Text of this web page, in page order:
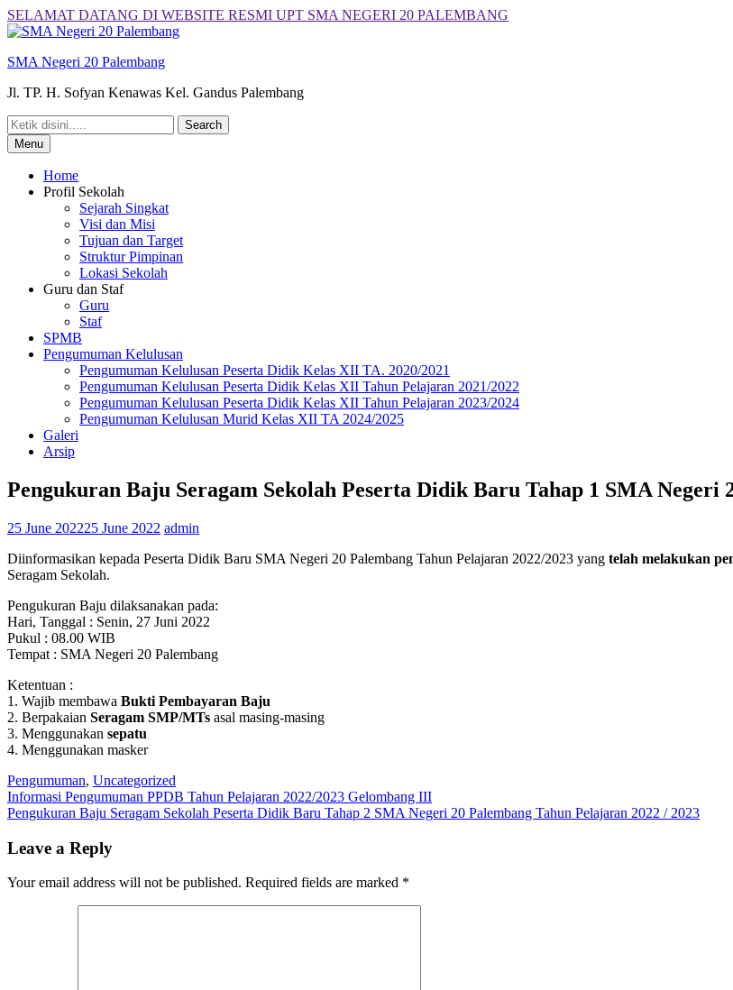
Skip
to
SELAMAT DATANG DI WEBSITE RESMI UPT SMA NEGERI 20 PALEMBANG
SMA Negeri 20 Palembang
Jl. TP. H. Sofyan Kenawas Kel. Gandus Palembang
Search
for:Menu
Home
Profil Sekolah
Sejarah Singkat
Visi dan Misi
Tujuan dan Target
Struktur Pimpinan
Lokasi Sekolah
Guru dan Staf
Guru
Staf
SPMB
Pengumuman Kelulusan
Pengumuman Kelulusan Peserta Didik Kelas XII TA. 2020/2021
Pengumuman Kelulusan Peserta Didik Kelas XII Tahun Pelajaran 2021/2022
Pengumuman Kelulusan Peserta Didik Kelas XII Tahun Pelajaran 2023/2024
Pengumuman Kelulusan Murid Kelas XII TA 2024/2025
Galeri
Arsip
Pengukuran Baju Seragam Sekolah Peserta Didik Baru Tahap 1 SMA Negeri
25 June 202225 June 2022 admin
Diinformasikan kepada Peserta Didik Baru SMA Negeri 20 Palembang Tahun Pelajaran 2022/2023 yang telah melakukan
Seragam Sekolah.
Pengukuran Baju dilaksanakan pada:
Hari, Tanggal : Senin, 27 Juni 2022
Pukul : 08.00 WIB
Tempat : SMA Negeri 20 Palembang
Ketentuan :
1. Wajib membawa Bukti Pembayaran Baju
2. Berpakaian Seragam SMP/MTs asal masing-masing
3. Menggunakan sepatu
4. Menggunakan masker
Pengumuman, Uncategorized
Post
navigation
Informasi Pengumuman PPDB Tahun Pelajaran 2022/2023 Gelombang III
Pengukuran Baju Seragam Sekolah Peserta Didik Baru Tahap 2 SMA Negeri 20 Palembang Tahun Pelajaran 2022 / 2023
Leave a Reply
Your email address will not be published. Required fields are marked *